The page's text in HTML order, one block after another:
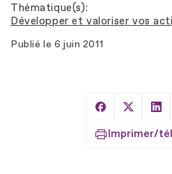
Thématique(s)
Développer et valoriser vos
Publié le 6 juin 2011
Partager sur
Imprimer/